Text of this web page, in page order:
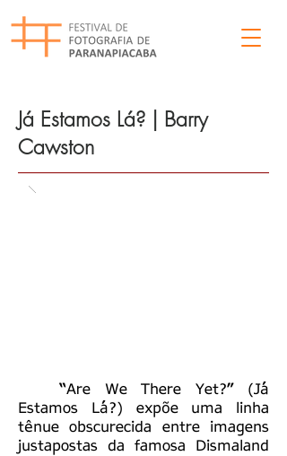
Já Estamos Lá? | Barry
Cawston
“Are We There Yet?” (Já
Estamos Lá?) expõe uma linha
tênue obscurecida entre imagens
justapostas da famosa Dismaland